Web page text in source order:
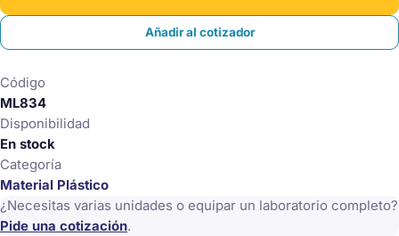
Eppendorf
De
A
2Ml
cantidad
Añadir al cotizador
Código
ML834
Disponibilidad
En stock
Categoría
Material Plástico
¿Necesitas varias unidades o equipar un laboratorio completo?
Pide una cotización.